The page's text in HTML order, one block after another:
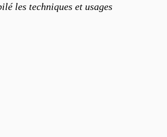
les techniques et usages